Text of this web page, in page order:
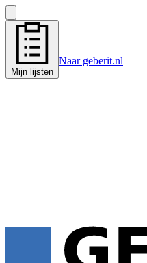
Mijn lijsten
Naar geberit.nl